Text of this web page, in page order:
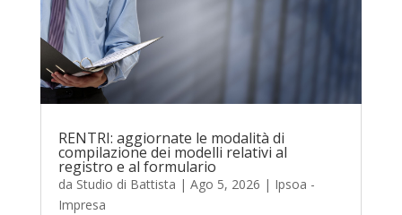
RENTRI: aggiornate le modalità di
compilazione dei modelli relativi al
registro e al formulario
da Studio di Battista | Ago 5, 2026 | Ipsoa -
Impresa